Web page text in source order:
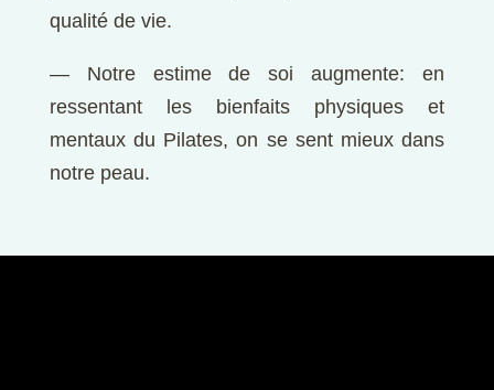
qualité de vie.
— Notre estime de soi augmente: en
ressentant les bienfaits physiques et
mentaux du Pilates, on se sent mieux dans
notre peau.